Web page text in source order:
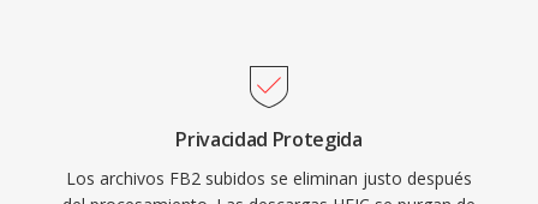
Privacidad Protegida
Los archivos FB2 subidos se eliminan justo después